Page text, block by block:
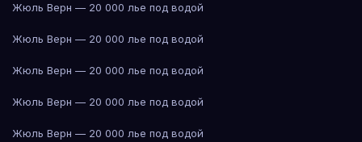
Жюль Верн — 20 000 лье под водой
Жюль Верн — 20 000 лье под водой
Жюль Верн — 20 000 лье под водой
Жюль Верн — 20 000 лье под водой
Жюль Верн — 20 000 лье под водой